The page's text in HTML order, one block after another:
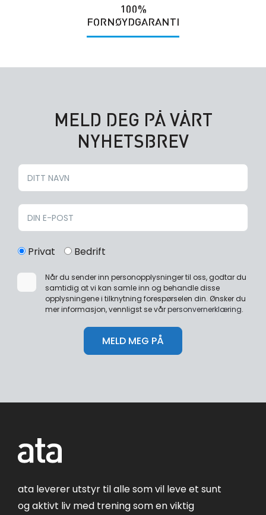
100%
FORNØYDGARANTI
MELD DEG PÅ VÅRT
NYHETSBREV
Privat Bedrift
Når du sender inn personopplysninger til oss, godtar du
samtidig at vi kan samle inn og behandle disse
opplysningene i tilknytning forespørselen din. Ønsker du
mer informasjon, vennligst se vårpersonvernerklæring.
ata leverer utstyr til alle som vil leve et sunt
og aktivt liv med trening som en viktig